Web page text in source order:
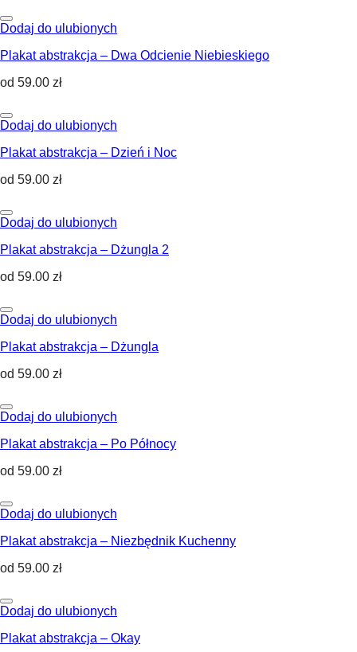
Dodaj do ulubionych
Plakat abstrakcja – Dwa Odcienie Niebieskiego
od 59.00 zł
Dodaj do ulubionych
Plakat abstrakcja – Dzień i Noc
od 59.00 zł
Dodaj do ulubionych
Plakat abstrakcja – Dżungla 2
od 59.00 zł
Dodaj do ulubionych
Plakat abstrakcja – Dżungla
od 59.00 zł
Dodaj do ulubionych
Plakat abstrakcja – Po Północy
od 59.00 zł
Dodaj do ulubionych
Plakat abstrakcja – Niezbędnik Kuchenny
od 59.00 zł
Dodaj do ulubionych
Plakat abstrakcja – Okay